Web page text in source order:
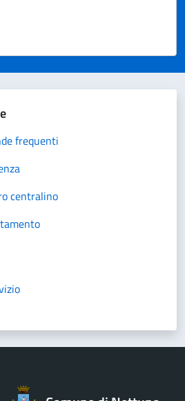
5 stelle su 5
su 5
su 5
5
frequenti
centralino